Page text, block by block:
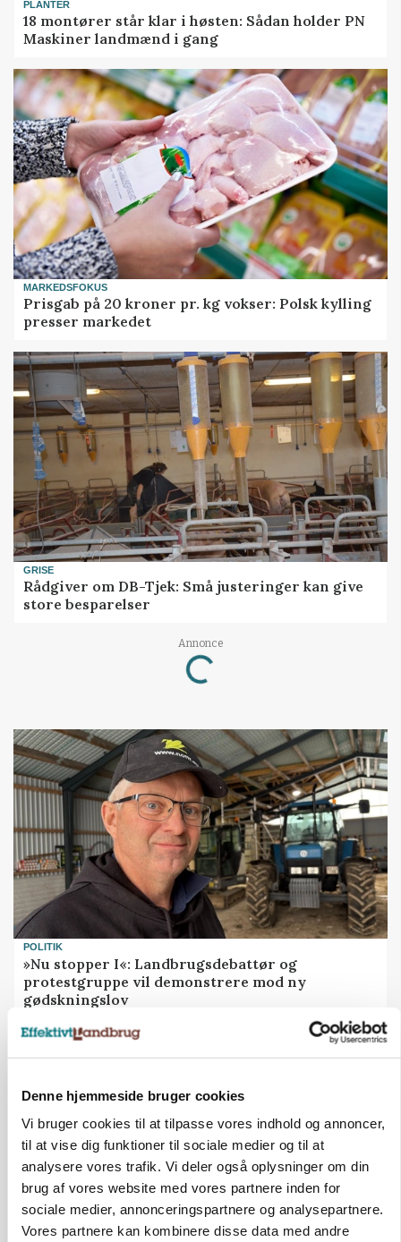
Denne hjemmeside bruger cookies
Vi bruger cookies til at tilpasse vores indhold og annoncer,
til at vise dig funktioner til sociale medier og til at
analysere vores trafik. Vi deler også oplysninger om din
brug af vores website med vores partnere inden for
sociale medier, annonceringspartnere og analysepartnere.
Vores partnere kan kombinere disse data med andre
PLANTER
18 montører står klar i høsten: Sådan holder PN
Maskiner landmænd i gang
MARKEDSFOKUS
Prisgab på 20 kroner pr. kg vokser: Polsk kylling
presser markedet
GRISE
Rådgiver om DB-Tjek: Små justeringer kan give
store besparelser
Annonce
Loading...
POLITIK
»Nu stopper I«: Landbrugsdebattør og
protestgruppe vil demonstrere mod ny
gødskningslov